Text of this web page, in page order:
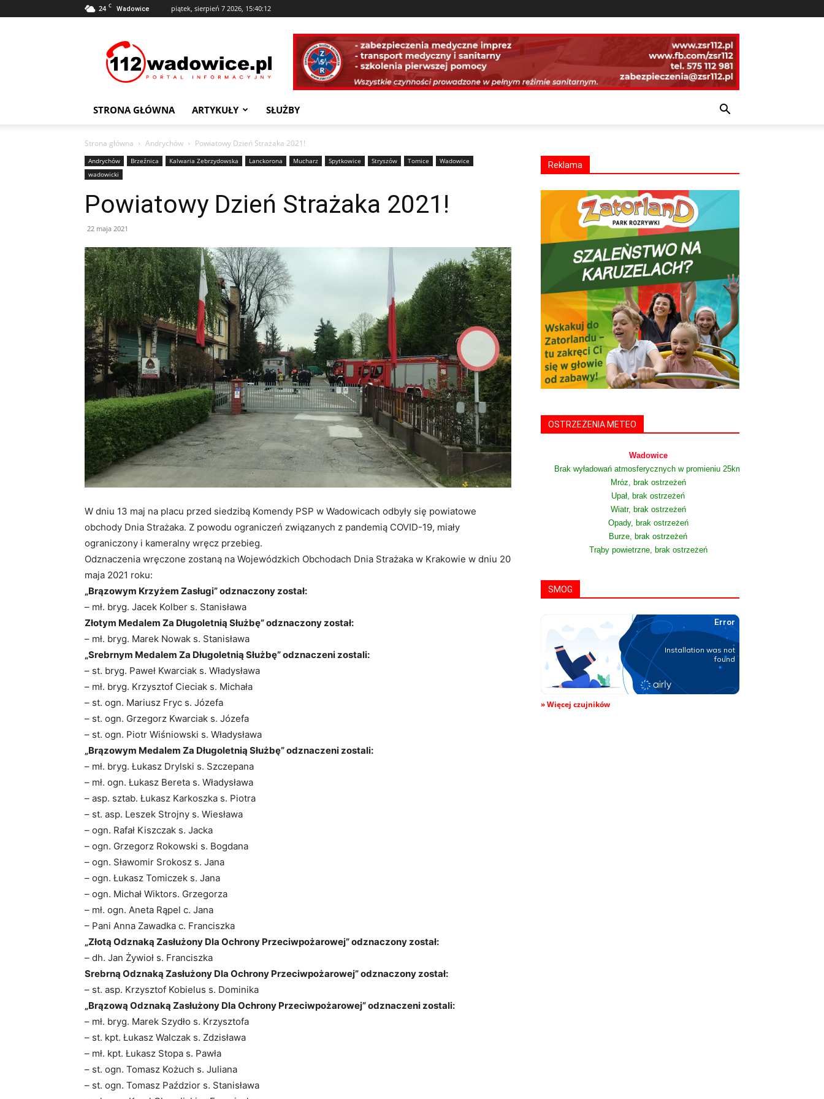
24 C Wadowice piątek, sierpień 7 2026, 15:40:12
STRONA GŁÓWNA ARTYKUŁY SŁUŻBY
Strona główna Andrychów Powiatowy Dzień Strażaka 2021!
Andrychów Brzeźnica Kalwaria Zebrzydowska Lanckorona Mucharz Spytkowice Stryszów Tomice
Wadowice
wadowicki
Powiatowy Dzień Strażaka 2021!
22 maja 2021
W dniu 13 maj na placu przed siedzibą Komendy PSP w Wadowicach odbyły się powiatowe
obchody Dnia Strażaka. Z powodu ograniczeń związanych z pandemią COVID-19, miały
ograniczony i kameralny wręcz przebieg.
Odznaczenia wręczone zostaną na Wojewódzkich Obchodach Dnia Strażaka w Krakowie w dniu 20
maja 2021 roku:
„Brązowym Krzyżem Zasługi” odznaczony został:
– mł. bryg. Jacek Kolber s. Stanisława
Złotym Medalem Za Długoletnią Służbę” odznaczony został:
– mł. bryg. Marek Nowak s. Stanisława
„Srebrnym Medalem Za Długoletnią Służbę” odznaczeni zostali:
– st. bryg. Paweł Kwarciak s. Władysława
– mł. bryg. Krzysztof Cieciak s. Michała
– st. ogn. Mariusz Fryc s. Józefa
– st. ogn. Grzegorz Kwarciak s. Józefa
– st. ogn. Piotr Wiśniowski s. Władysława
„Brązowym Medalem Za Długoletnią Służbę” odznaczeni zostali:
– mł. bryg. Łukasz Drylski s. Szczepana
– mł. ogn. Łukasz Bereta s. Władysława
– asp. sztab. Łukasz Karkoszka s. Piotra
– st. asp. Leszek Strojny s. Wiesława
– ogn. Rafał Kiszczak s. Jacka
– ogn. Grzegorz Rokowski s. Bogdana
– ogn. Sławomir Srokosz s. Jana
– ogn. Łukasz Tomiczek s. Jana
– ogn. Michał Wiktors. Grzegorza
– mł. ogn. Aneta Rąpel c. Jana
– Pani Anna Zawadka c. Franciszka
„Złotą Odznaką Zasłużony Dla Ochrony Przeciwpożarowej” odznaczony został:
– dh. Jan Żywioł s. Franciszka
Srebrną Odznaką Zasłużony Dla Ochrony Przeciwpożarowej” odznaczony został:
– st. asp. Krzysztof Kobielus s. Dominika
„Brązową Odznaką Zasłużony Dla Ochrony Przeciwpożarowej” odznaczeni zostali:
– mł. bryg. Marek Szydło s. Krzysztofa
– st. kpt. Łukasz Walczak s. Zdzisława
– mł. kpt. Łukasz Stopa s. Pawła
– st. ogn. Tomasz Kożuch s. Juliana
– st. ogn. Tomasz Paździor s. Stanisława
Reklama
OSTRZEŻENIA METEO
Wadowice
Brak wyładowań atmosferycznych w promieniu 25km
Mróz, brak ostrzeżeń
Upał, brak ostrzeżeń
Wiatr, brak ostrzeżeń
Opady, brak ostrzeżeń
Burze, brak ostrzeżeń
Trąby powietrzne, brak ostrzeżeń
SMOG
» Więcej czujników